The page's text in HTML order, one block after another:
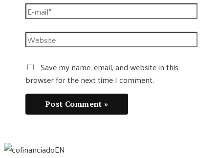
E-
mail*
Website
Save my name, email, and website in this
browser for the next time I comment.